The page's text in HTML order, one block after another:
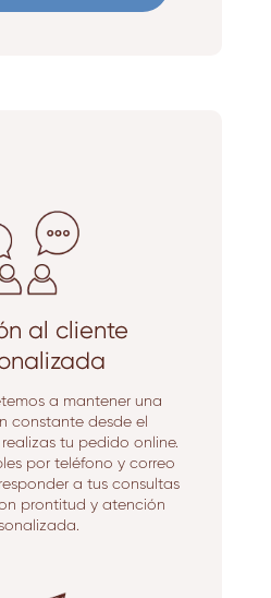
al cliente
a mantener una
constante desde el
tu pedido online.
por teléfono y correo
a tus consultas
prontitud y atención